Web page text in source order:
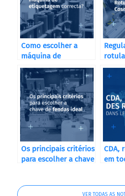
Como escolher a
máquina de
etiquetagem
correcta?
Os principais critérios
para escolher a chave
CDA,
em
VER TODAS AS